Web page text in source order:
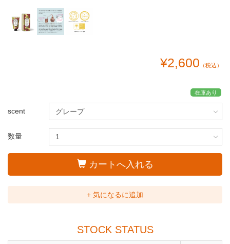
¥2,600 （税込）
在庫あり
scent
数量
カートへ入れる
+ 気になるに追加
STOCK STATUS